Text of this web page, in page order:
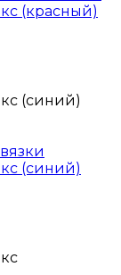
(красный)
(синий)
(синий)